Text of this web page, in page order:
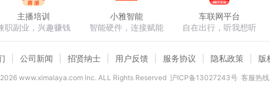
主播培训
职副业，兴趣赚钱
小雅智能
智能硬件，连接赋能
车联网平台
自在出行，听我想听
公司新闻 招贤纳士 用户反馈 服务协议 隐私政策 版
2026www.ximalaya.com lnc. ALL Rights Reserved 沪ICP备13027243号 客服热